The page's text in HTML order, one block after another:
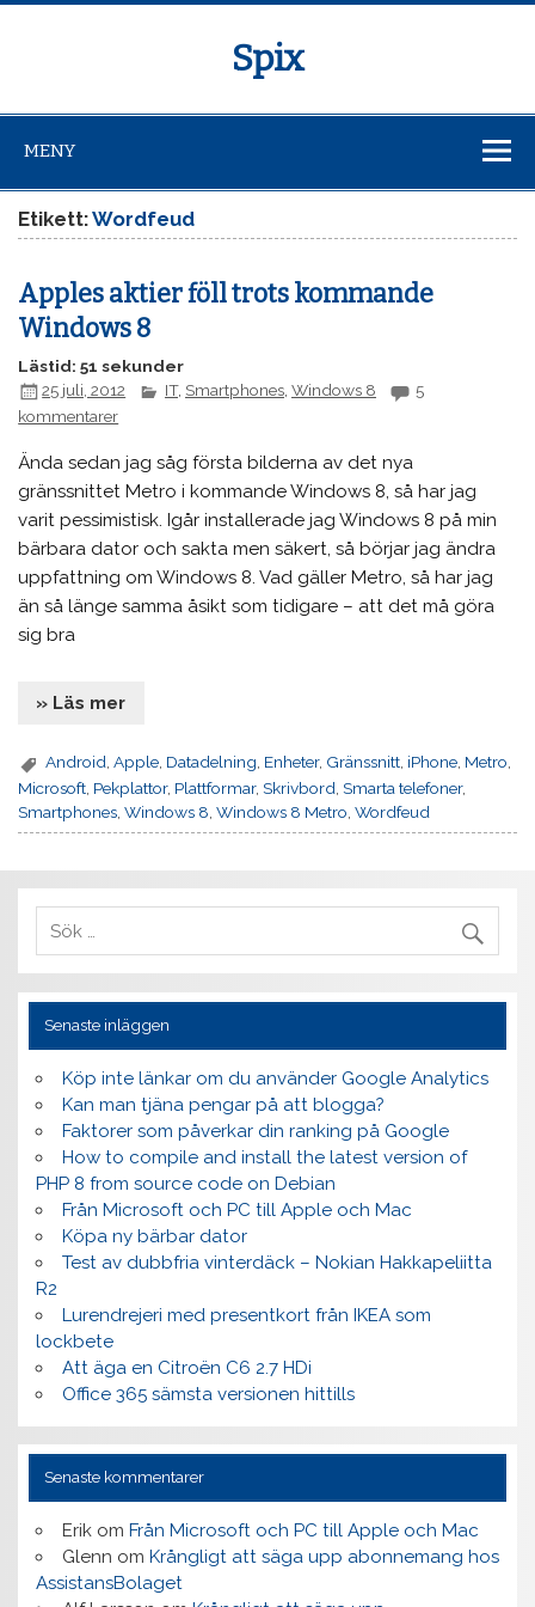
Spix
MENY
Etikett:Wordfeud
Apples aktier föll trots kommande
Windows 8
Lästid: 51 sekunder
25 juli, 2012
IT, Smartphones,Windows 8
5
kommentarer
Ända sedan jag såg första bilderna av det nya
gränssnittet Metro i kommande Windows 8, så har jag
varit pessimistisk. Igår installerade jag Windows 8 på min
bärbara dator och sakta men säkert, så börjar jag ändra
uppfattning om Windows 8. Vad gäller Metro, så har jag
än så länge samma åsikt som tidigare – att det må göra
sig bra
» Läs mer
Android ,Apple Datadelning Enheter, Gränssnitt iPhone Metro
Microsoft Pekplattor, Plattformar,Skrivbord ,Smarta telefoner,
Smartphones ,Windows 8 ,Windows 8 Metro ,Wordfeud
Senaste inläggen
Köp inte länkar om du använder Google Analytics
Kan man tjäna pengar på att blogga?
Faktorer som påverkar din ranking på Google
How to compile and install the latest version of
PHP 8 from source code on Debian
Från Microsoft och PC till Apple och Mac
Köpa ny bärbar dator
Test av dubbfria vinterdäck – Nokian Hakkapeliitta
R2
Lurendrejeri med presentkort från IKEA som
lockbete
Att äga en Citroën C6 2.7 HDi
Office 365 sämsta versionen hittills
Senaste kommentarer
Erikom Från Microsoft och PC till Apple och Mac
Glenn om Krångligt att säga upp abonnemang hos
AssistansBolaget